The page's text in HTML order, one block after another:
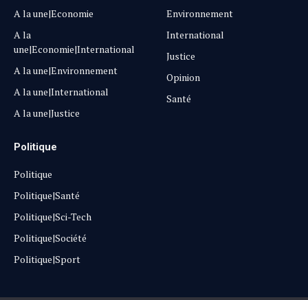
A la une|Economie
A la
une|Economie|International
A la une|Environnement
A la une|International
A la une|Justice
Environnement
International
Justice
Opinion
Santé
Politique
Politique
Politique|Santé
Politique|Sci-Tech
Politique|Société
Politique|Sport